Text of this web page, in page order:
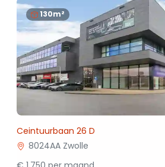
130m²
Ceintuurbaan 26 D
8024AA Zwolle